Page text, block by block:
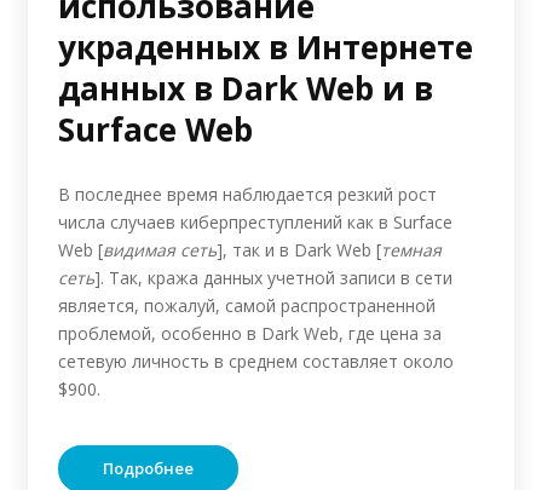
украденных в Интернете
данных в Dark Web и в
Surface Web
В последнее время наблюдается резкий рост
числа случаев киберпреступлений как в Surface
Web [видимая сеть], так и в Dark Web [темная
сеть]. Так, кража данных учетной записи в сети
является, пожалуй, самой распространенной
проблемой, особенно в Dark Web, где цена за
сетевую личность в среднем составляет около
$900.
Подробнее